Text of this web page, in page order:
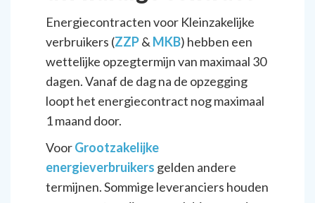
Energiecontracten voor Kleinzakelijke
verbruikers (ZZP& MKB) hebben een
wettelijke opzegtermijn van maximaal 30
dagen.Vanaf de dag na de opzegging
loopt het energiecontract nog maximaal
1 maand door.
VoorGrootzakelijke
energieverbruikers gelden andere
termijnen. Sommige leveranciers houden